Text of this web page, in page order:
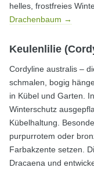
helles, frostfreies
Drachenbaum →
Keulenlilie
Cordyline australis –
schmalen, bogig
in Kübel und Garten.
Winterschutz
Kübelhaltung.
purpurrotem oder
Farbakzente setzen.
Dracaena und